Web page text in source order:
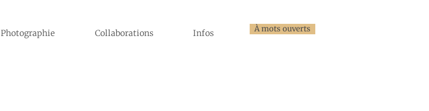
Photographie Collaborations Infos À mots ouverts